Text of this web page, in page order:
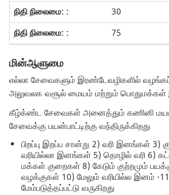
30
75
மின்ஆளுமை
எல்லா சேவைகளும் இரண்டேவழிகளில்
அலுவலக வசூல் மையம் மற்றும்
கீழ்க்ண்ட சேவைகள் அனைத்தும் கணினி
சேவைக்கு பயன்பாட்டிற்கு வந்திருக்கிறது
பிறப்பு இறப்ப சான்று 2) வரி இனங்கள் 3)
வரியில்லா இனங்கள் 5) தொழில் வரி 6)
மக்கள் குறைகள் 8) கேடும் குற்றமும்
வழக்குகள் 10) மேலும் வரியில்ல இனம் -
மேம்படுத்தப்பட்டு வருகிறது